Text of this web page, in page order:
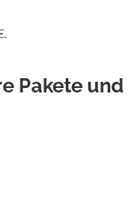
Pakete und